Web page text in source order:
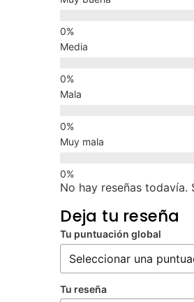
Media
Mala
Muy mala
No hay reseñas todavía.
Deja tu reseña
Tu puntuación global
Tu reseña